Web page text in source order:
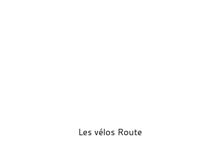
Les vélos Route